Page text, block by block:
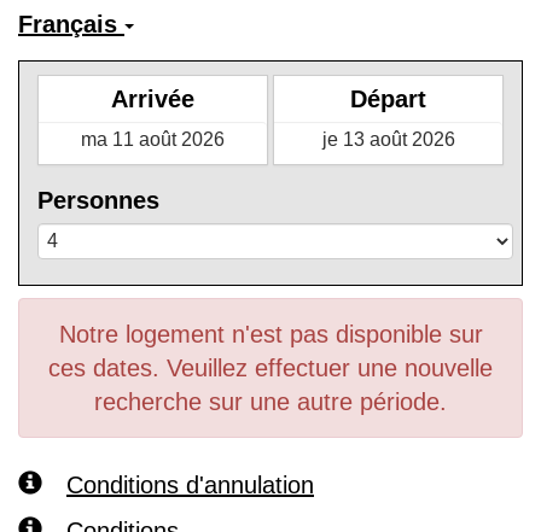
Français
Arrivée Départ
Personnes
Notre logement n'est pas disponible sur
ces dates. Veuillez effectuer une nouvelle
recherche sur une autre période.
Conditions d'annulation